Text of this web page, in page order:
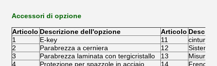
Accessori di opzione
Articolo Descrizione dell'opzione Articolo
1
E-key 11
cintura
2
Parabrezza a cerniera 12
Sistema
3
Parabrezza laminata con tergicristallo 13
4
Protezione per spazzole in acciaio 14
Freno